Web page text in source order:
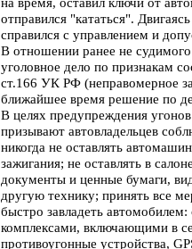
отправился "кататься".
справился с управлением и
В отношении ранее не
уголовное дело по признакам
ст.166 УК РФ (неправомерное
ближайшее время решение по
В целях предупреждения
призывают автовладельцев
никогда не оставлять
зажигания; не оставлять в
документы и ценные бумаги,
другую технику; принять все
быстро завладеть
комплексами, включающими в
противоугонные устройства,